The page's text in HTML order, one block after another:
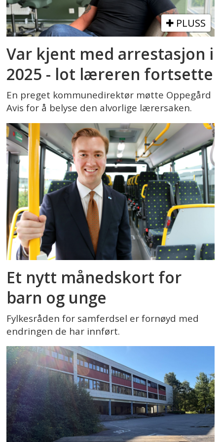
PLUSS
Var kjent med arrestasjon i
2025 - lot læreren fortsette
En preget kommunedirektør møtte Oppegård
Avis for å belyse den alvorlige lærersaken.
Et nytt månedskort for
barn og unge
Fylkesråden for samferdsel er fornøyd med
endringen de har innført.